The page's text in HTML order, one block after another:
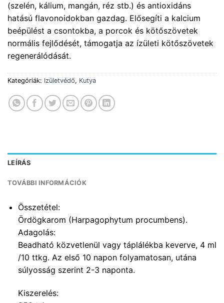
(szelén, kálium, mangán, réz stb.) és antioxidáns
hatású flavonoidokban gazdag. Elősegíti a kalcium
beépülést a csontokba, a porcok és kötőszövetek
normális fejlődését, támogatja az ízületi kötőszövetek
regenerálódását.
Kategóriák: Izületvédő, Kutya
LEÍRÁS
TOVÁBBI INFORMÁCIÓK
Összetétel:
Ördögkarom (Harpagophytum procumbens).
Adagolás:
Beadható közvetlenül vagy táplálékba keverve, 4 ml
/10 ttkg. Az első 10 napon folyamatosan, utána
súlyosság szerint 2-3 naponta.
Kiszerelés: